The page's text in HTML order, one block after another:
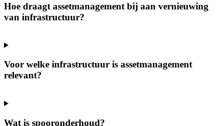
Hoe draagt assetmanagement bij aan vernieuwing
van infrastructuur?
Voor welke infrastructuur is assetmanagement
relevant?
Wat is spooronderhoud?